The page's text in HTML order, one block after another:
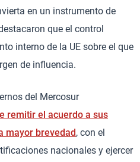
en un instrumento de
que el control
interno de la UE sobre el que
de influencia.
del Mercosur
remitir el acuerdo a sus
mayor brevedad, con el
nacionales y ejercer